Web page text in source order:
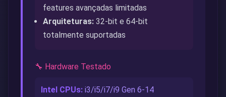
features avançadas limitadas
Arquiteturas: 32-bit e 64-bit
totalmente suportadas
🔧 Hardware Testado
Intel CPUs: i3/i5/i7/i9 Gen 6-14